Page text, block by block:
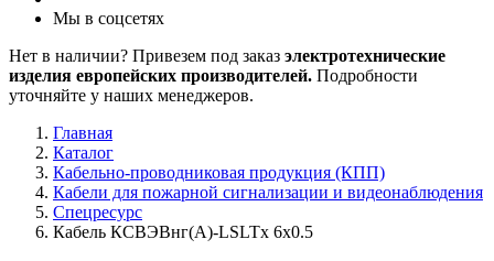
Мы в соцсетях
Нет в наличии? Привезем под заказ электротехнические
изделия европейских производителей. Подробности
уточняйте у наших менеджеров.
Главная
Каталог
Кабельно-проводниковая продукция (КПП)
Кабели для пожарной сигнализации и видеонаблюдения
Спецресурс
Кабель КСВЭВнг(A)-LSLTx 6х0.5